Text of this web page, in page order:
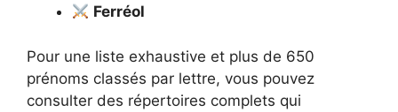
Ferréol
Pour une liste exhaustive et plus de 650
prénoms classés par lettre, vous pouvez
consulter des répertoires complets qui